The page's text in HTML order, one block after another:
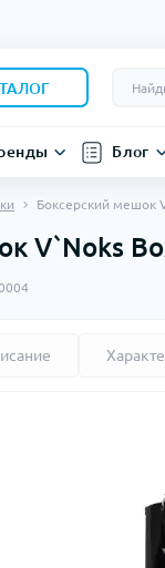
Блог
Боксерский мешок
V`Noks